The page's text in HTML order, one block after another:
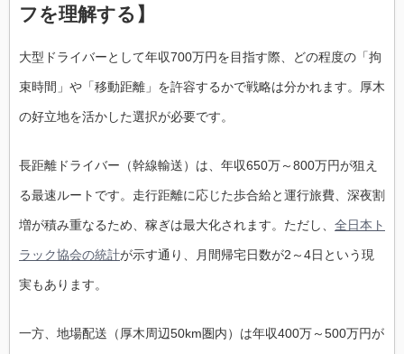
フを理解する】
大型ドライバーとして年収700万円を目指す際、どの程度の「拘
束時間」や「移動距離」を許容するかで戦略は分かれます。厚木
の好立地を活かした選択が必要です。
長距離ドライバー（幹線輸送）は、年収650万～800万円が狙え
る最速ルートです。走行距離に応じた歩合給と運行旅費、深夜割
増が積み重なるため、稼ぎは最大化されます。ただし、 全日本ト
ラック協会の統計が示す通り、月間帰宅日数が2～4日という現
実もあります。
一方、地場配送（厚木周辺50km圏内）は年収400万～500万円が